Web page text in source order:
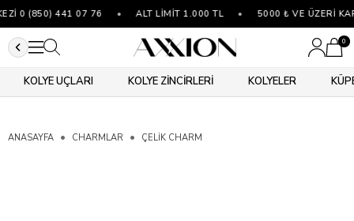
0 (850) 441 07 76 ALT LİMİT 1.000 TL 5000 ₺ VE ÜZERİ
0
KOLYE UÇLARI KOLYE ZİNCİRLERİ KOLYELER
ANASAYFA CHARMLAR ÇELIK CHARM